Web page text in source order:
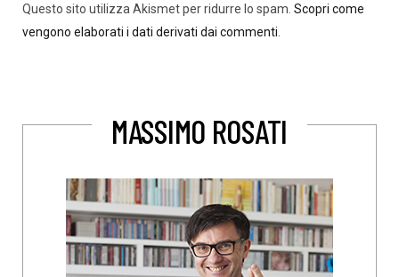
Questo sito utilizza Akismet per ridurre lo spam. Scopri come
vengono elaborati i dati derivati dai commenti
MASSIMO ROSATI